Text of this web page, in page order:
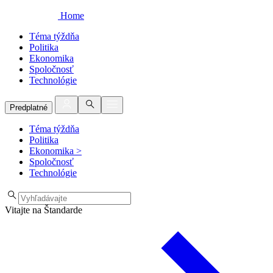
Home
Téma týždňa
Politika
Ekonomika
Spoločnosť
Technológie
Predplatné
Téma týždňa
Politika
Ekonomika >
Spoločnosť
Technológie
Vitajte na Štandarde